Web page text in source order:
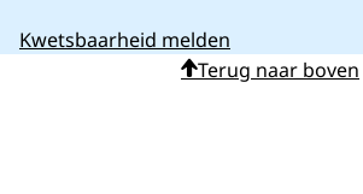
Kwetsbaarheid melden
Terug naar boven